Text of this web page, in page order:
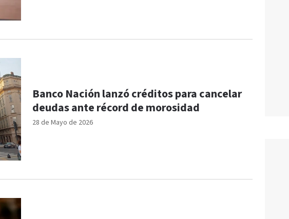
28 de Mayo de 2026
Banco Nación lanzó créditos para cancelar
deudas ante récord de morosidad